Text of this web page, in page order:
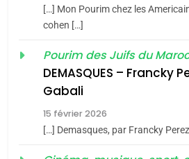
«Tu dis
guerre»:
Tout sur
[…] Mon Pourim chez les
cohen […]
Pourim des Juifs du
DEMASQUES – Francky
Gabali
15 février 2026
[…] Demasques, par Francky
2025,
d’ADL
FRANCE ISRAÉL
POURQUOI